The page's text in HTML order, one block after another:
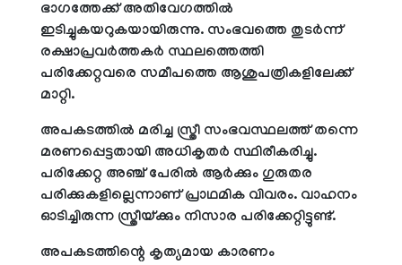
ഭാഗത്തേക്ക് അതിവേഗത്തില്‍
ഇടിച്ചുകയറുകയായിരുന്നു. സംഭവത്തെ തുടര്‍ന്ന്
രക്ഷാപ്രവര്‍ത്തകര്‍ സ്ഥലത്തെത്തി
പരിക്കേറ്റവരെ സമീപത്തെ ആശുപത്രികളിലേക്ക്
മാറ്റി.
അപകടത്തില്‍ മരിച്ച സ്ത്രീ സംഭവസ്ഥലത്ത് തന്നെ
മരണപ്പെട്ടതായി അധികൃതര്‍ സ്ഥിരീകരിച്ചു.
പരിക്കേറ്റ അഞ്ച് പേരില്‍ ആര്‍ക്കും ഗുരുതര
പരിക്കുകളില്ലെന്നാണ് പ്രാഥമിക വിവരം. വാഹനം
ഓടിച്ചിരുന്ന സ്ത്രീയ്ക്കും നിസാര പരിക്കേറ്റിട്ടുണ്ട്.
അപകടത്തിന്റെ കൃത്യമായ കാരണം